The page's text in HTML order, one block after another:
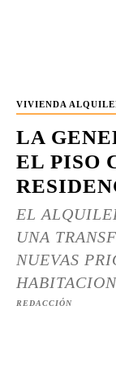
VIVIENDA
LA
EL PISO
EL
UNA
NUEVAS
REDACCIÓN